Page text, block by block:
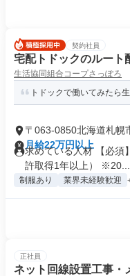
契約社員
宅配トドックのルート
生活協同組合コープさっぽろ
トドックで働いてみたら
〒063-0850北海道札幌
月給22万円以上
求めている人材 【必須
許取得1年以上） ※20...
制服あり 業界未経験歓迎
正社員
ネット回線設置工事・